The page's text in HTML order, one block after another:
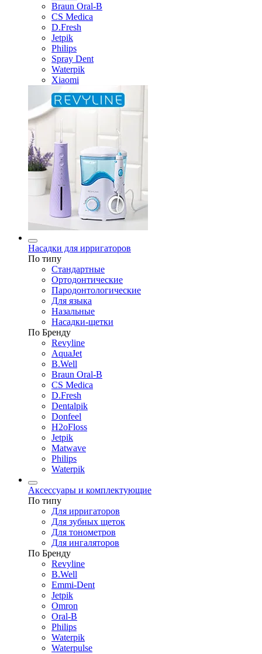
Braun Oral-B
CS Medica
D.Fresh
Jetpik
Philips
Spray Dent
Waterpik
Xiaomi
Насадки для ирригаторов
По типу
Стандартные
Ортодонтические
Пародонтологические
Для языка
Назальные
Насадки-щетки
По Бренду
Revyline
AquaJet
B.Well
Braun Oral-B
CS Medica
D.Fresh
Dentalpik
Donfeel
H2oFloss
Jetpik
Matwave
Philips
Waterpik
Аксессуары и комплектующие
По типу
Для ирригаторов
Для зубных щеток
Для тонометров
Для ингаляторов
По Бренду
Revyline
B.Well
Emmi-Dent
Jetpik
Omron
Oral-B
Philips
Waterpik
Waterpulse